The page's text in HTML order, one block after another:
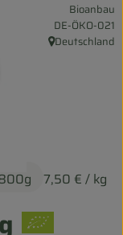
7,50 € / kg
Bioanbau
, Kontrollstelle:
DE-ÖKO-021
, Herkunft:
Deutschland